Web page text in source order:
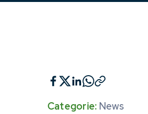
Categorie: News